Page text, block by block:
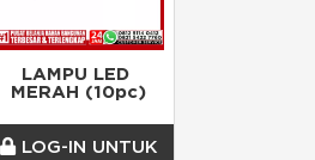
LAMPU LED
MERAH (10pc)
LOG-IN UNTUK